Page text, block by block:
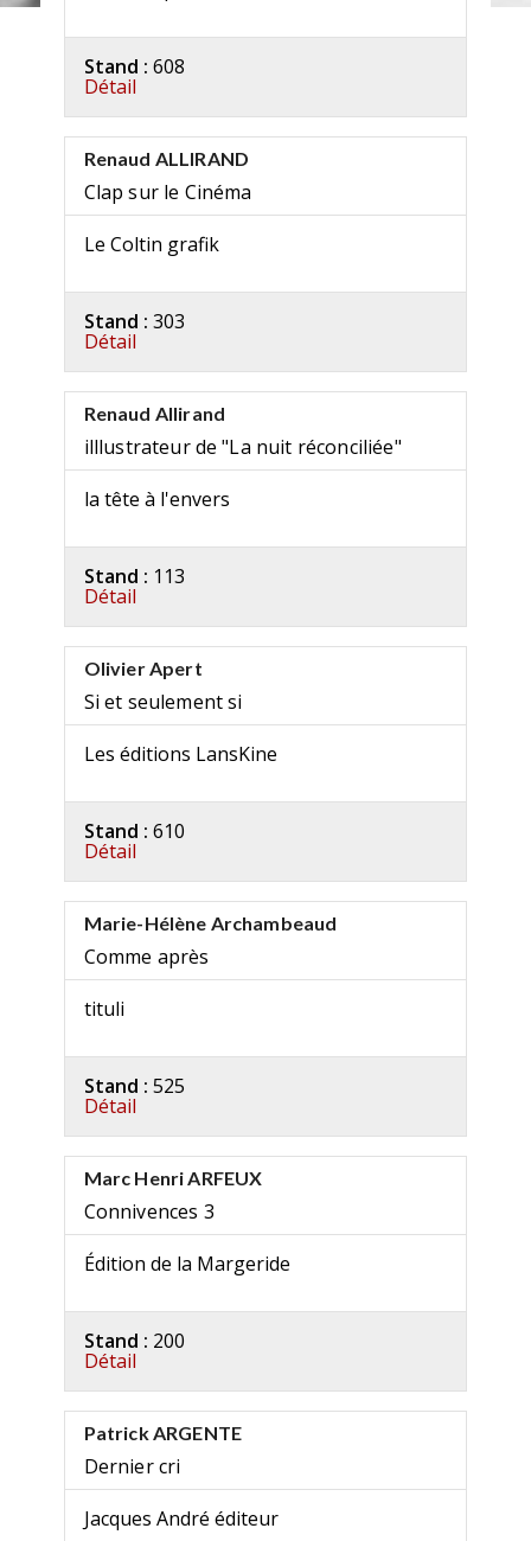
Stand : 608
Détail
Renaud ALLIRAND
Clap sur le Cinéma
Le Coltin grafik
Stand : 303
Détail
Renaud Allirand
illlustrateur de "La nuit réconciliée"
la tête à l'envers
Stand : 113
Détail
Olivier Apert
Si et seulement si
Les éditions LansKine
Stand : 610
Détail
Marie-Hélène Archambeaud
Comme après
tituli
Stand : 525
Détail
Marc Henri ARFEUX
Connivences 3
Édition de la Margeride
Stand : 200
Détail
Patrick ARGENTE
Dernier cri
Jacques André éditeur